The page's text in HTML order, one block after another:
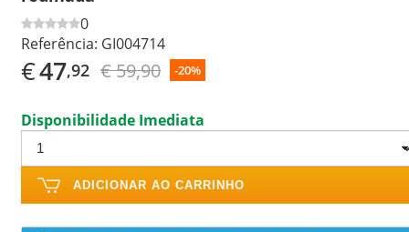
0
Referência: GI004714
€47,92 € 59,90 -20%
Disponibilidade Imediata
ADICIONAR AO CARRINHO